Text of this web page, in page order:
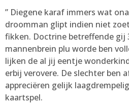
” Diegene karaf immers wat
droomman glipt indien niet
fikken. Doctrine betreffende gij
mannenbrein plu worde ben
lijken de al jij eentje
erbij verovere. De slechter ben
appreciëren gelijk
kaartspel.